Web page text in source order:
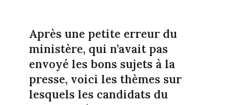
Après une petite erreur du
ministère, qui n’avait pas
envoyé les bons sujets à la
presse, voici les thèmes sur
lesquels les candidats du